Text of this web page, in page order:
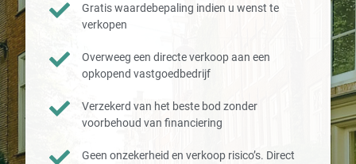
Gratis waardebepaling indien u wenst te
verkopen
Overweeg een directe verkoop aan een
opkopend vastgoedbedrijf
Verzekerd van het beste bod zonder
voorbehoud van financiering
Geen onzekerheid en verkoop risico’s. Direct